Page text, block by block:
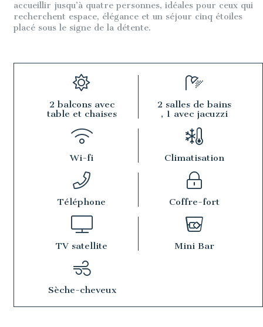
accueillir jusqu’à quatre personnes, idéales pour ceux qui
recherchent espace, élégance et un séjour cinq étoiles
placé sous le signe de la détente.
2 balcons avec
table et chaises
2 salles de bains
, 1 avec jacuzzi
Wi-fi Climatisation
Téléphone Coffre-fort
TV satellite Mini Bar
Sèche-cheveux